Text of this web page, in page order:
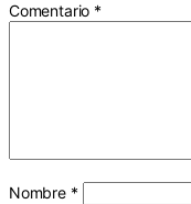
Comentario *
Nombre *